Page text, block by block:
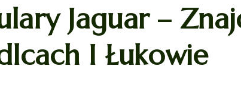
Jaguar –
I Łukowie